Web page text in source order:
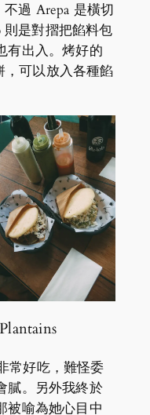
過 Arepa 是橫切
是對摺把餡料包
有出入。烤好的
，可以放入各種餡
常好吃，難怪委
膩。另外我終於
被喻為她心目中